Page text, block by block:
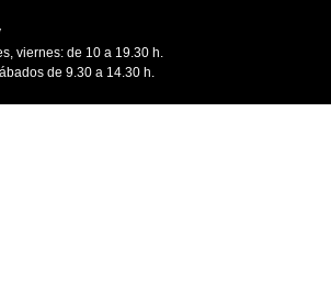
viernes: de 10 a 19.30 h.
de 9.30 a 14.30 h.